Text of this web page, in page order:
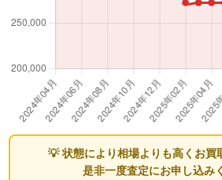
💡 状態により相場よりも高くお買
是非一度査定にお申し込み